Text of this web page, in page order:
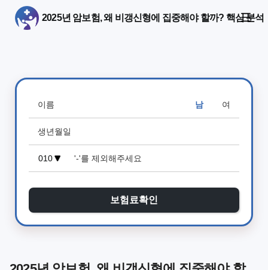
2025년 암보험, 왜 비갱신형에 집중해야 할까? 핵심 분석
남 여
보험료확인